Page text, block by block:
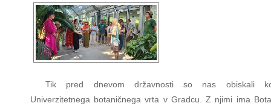
Tik pred dnevom državnosti so nas obiskali
Univerzitetnega botaničnega vrta v Gradcu. Z njimi ima